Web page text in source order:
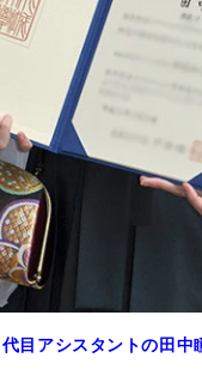
代目アシスタントの田